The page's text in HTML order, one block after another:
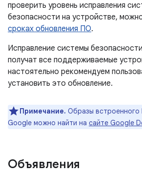
проверить уровень исправления
безопасности на устройстве,
сроках обновления ПО.
Исправление системы
получат все поддерживаемые
настоятельно рекомендуем
установить это обновление.
Примечание. Образы встроенного
Google можно найти на сайте Google
Объявления